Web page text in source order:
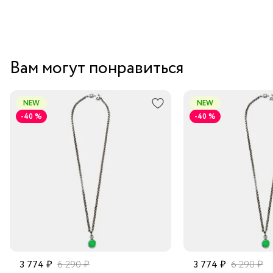
Вам могут понравиться
NEW
-40 %
3 774 ₽ 6 290 ₽
NEW
-40 %
3 774 ₽ 6 290 ₽